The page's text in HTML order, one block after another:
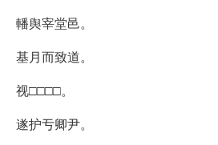
轓舆宰堂邑。
基月而致道。
视□□□□。
遂护亐卿尹。